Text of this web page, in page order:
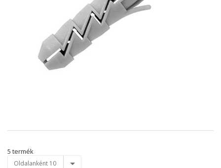
5 termék
Oldalanként 10